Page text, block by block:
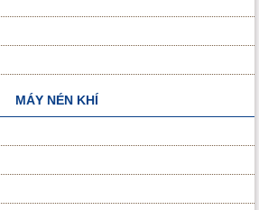
MÁY NÉN KHÍ